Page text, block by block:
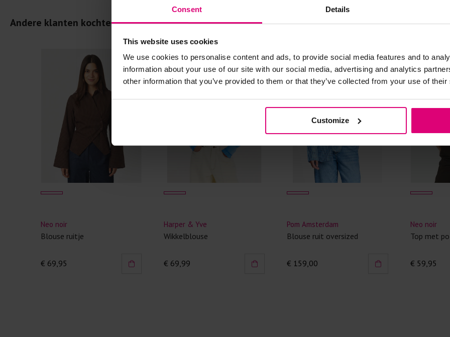
Consent Details
This website uses cookies
We use cookies to personalise content and ads, to provide social media features and to
information about your use of our site with our social media, advertising and analytics
other information that you’ve provided to them or that they’ve collected from your use of
Customize
Was in de
Droog het
Controleer
Strijkijzer/
van het
niet
Twijfels?
Andere klanten kochten dit ook
Neo noir
Blouse ruitje
€ 69,95
Harper & Yve
Wikkelblouse
€ 69,99
Pom Amsterdam
Blouse ruit oversized
€ 159,00
Neo noir
Top met
€ 59,95